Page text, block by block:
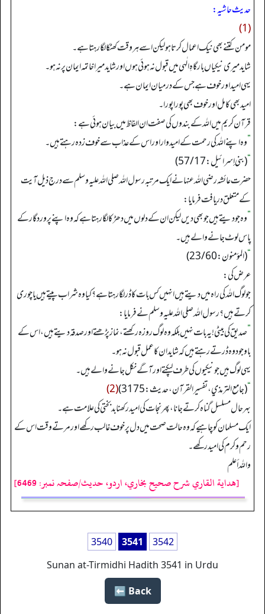
حدیث حاشیہ:
(1)
مومن کتنے بھی نیک اعمال کرتا ہو لیکن اسے ہر وقت کھٹکا لگا رہتا ہے۔
شاید میری نیکیاں بارگاہِ الٰہی میں قبول نہ ہوئی ہوں اور شاید میرا خاتمہ ایمان پر نہ ہو۔
یہی امید اور خوف ہے جس کے درمیان ایمان ہے۔
امید بھی کامل اور خوف بھی پورا پورا۔
قرآن کریم میں اللہ کے بندوں کی صفت ان الفاظ میں بیان ہوئی ہے:
”وہ اپنے اللہ کی رحمت کے امیدوار اور اس کے عذاب سے خوف زدہ رہتے ہیں۔
“(بني إسرائیل: 57/17)
حضرت عائشہ رضی اللہ عنہا نے ایک مرتبہ رسول اللہ صلی اللہ علیہ وسلم سے درج ذیل آیت
کے متعلق دریافت فرمایا:
”وہ جو دیتے ہیں جو بھی دیں لیکن ان کے دلوں میں دھڑکا لگا رہتا ہے کہ وہ اپنے پروردگار کے
پاس لوٹ جانے والے ہیں۔
“(المؤمنون: 23/60)
عرض کی:
جو لوگ اللہ کی راہ میں دیتے ہیں انہیں کس بات کا ڈر لگا رہتا ہے؟ کیا وہ شراب پیتے ہیں یا چوری
کرتے ہیں؟ رسول اللہ صلی اللہ علیہ وسلم نے فرمایا:
”صدیق کی بیٹی! یہ بات نہیں بلکہ وہ لوگ روزہ رکھتے، نماز پڑھتے اور صدقہ دیتے ہیں، اس کے
باوجود وہ ڈرتے رہتے ہیں کہ شاید ان کا عمل قبول نہ ہو۔
یہی لوگ ہیں جو نیکیوں کی طرف لپکتے اور آگے نکل جانے والے ہیں۔
“(جامع الترمذي، تفسیر القرآن، حدیث: 3175)
(2)
بہرحال مسلسل گناہ کرتے جانا، پھر نجات کی امید رکھنا بدبختی کی علامت ہے۔
ایک مسلمان کو چاہیے کہ وہ حالت صحت میں دل پر خوف غالب رکھے اور مرتے وقت اس کے
رحم و کرم کی امید رکھے۔
واللہ أعلم
[هداية القاري شرح صحيح بخاري، اردو، حدیث/صفحہ نمبر: 6469]
3540 3541
3542
Sunan at-Tirmidhi Hadith 3541 in Urdu
Back ⬅️